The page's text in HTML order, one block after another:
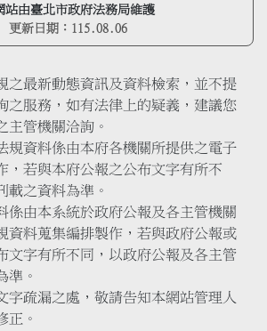
站由臺北市政府法務局維護
更新日期： 115.08.06
之最新動態資訊及資料檢索，並不提
之服務，如有法律上的疑義，建議您
主管機關洽詢。
規資料係由本府各機關所提供之電子
，若與本府公報之公布文字有所不
載之資料為準。
係由本系統於政府公報及各主管機關
資料蒐集編排製作，若與政府公報或
文字有所不同，以政府公報及各主管
準。
字疏漏之處，敬請告知本網站管理人
正。